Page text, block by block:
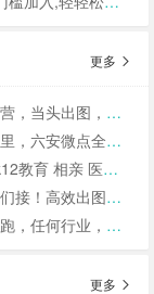
更多
出图，包过审！
业可投！包资质！
包资质 过审 无需保证金
出图、专业运营！
天出图，包过审！
更多